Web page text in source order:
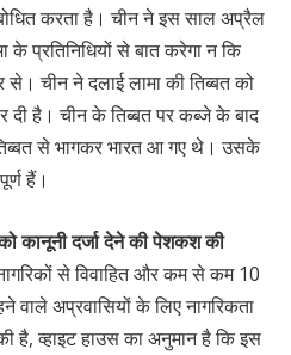
करता है। चीन ने इस साल अप्रैल
के प्रतिनिधियों से बात करेगा न कि
से। चीन ने दलाई लामा की तिब्बत को
दी है। चीन के तिब्बत पर कब्जे के बाद
से भागकर भारत आ गए थे। उसके
हैं।
कानूनी दर्जा देने की पेशकश की
से विवाहित और कम से कम 10
वाले अप्रवासियों के लिए नागरिकता
है, व्हाइट हाउस का अनुमान है कि इस